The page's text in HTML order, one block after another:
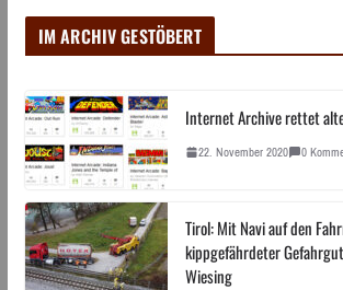
IM ARCHIV GESTÖBERT
Internet Archive rettet
22. November 2020 0
Tirol: Mit Navi auf den
kippgefährdeter
Wiesing